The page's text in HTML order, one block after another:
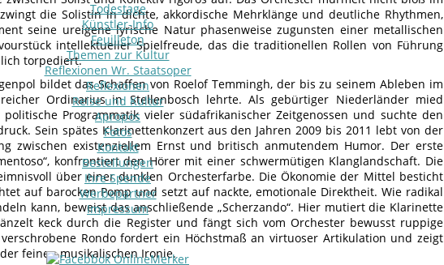
Todestage
Künstler-Info
Feuilleton
Themen zur Kultur
Reflexionen Wr. Staatsoper
Reflexionen
Reise und Kultur
Apropos
Fotos
Kontakt
Bestellungen
Ihre Spende
Werbepartner
Impressum
die Solistin in dichte, akkordische Mehrklänge und deutliche Rhythmen,
seine ureigene lyrische Natur phasenweise zugunsten einer metallischen
intellektueller Spielfreude, das die traditionellen Rollen von Führung
torpediert.
bildet das Schaffen von Roelof Temmingh, der bis zu seinem Ableben im
Ordinarius in Stellenbosch lehrte. Als gebürtiger Niederländer mied
Programmatik vieler südafrikanischer Zeitgenossen und suchte den
Sein spätes Klarinettenkonzert aus den Jahren 2009 bis 2011 lebt von der
zwischen existenziellem Ernst und britisch anmutendem Humor. Der erste
konfrontiert den Hörer mit einer schwermütigen Klanglandschaft. Die
über einer dunklen Orchesterfarbe. Die Ökonomie der Mittel besticht
auf barocken Pomp und setzt auf nackte, emotionale Direktheit. Wie radikal
kann, beweist das anschließende „Scherzando“. Hier mutiert die Klarinette
keck durch die Register und fängt sich vom Orchester bewusst ruppige
Rondo fordert ein Höchstmaß an virtuoser Artikulation und zeigt
feinen musikalischen Ironie.